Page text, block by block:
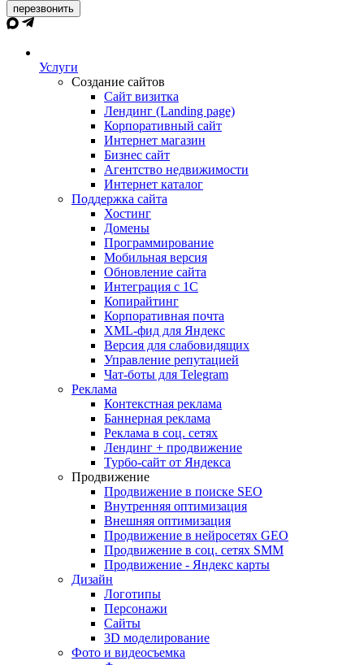
перезвонить
Услуги
Создание сайтов
Сайт визитка
Лендинг (Landing page)
Корпоративный сайт
Интернет магазин
Бизнес сайт
Агентство недвижимости
Интернет каталог
Поддержка сайта
Хостинг
Домены
Программирование
Мобильная версия
Обновление сайта
Интеграция с 1С
Копирайтинг
Корпоративная почта
XML-фид для Яндекс
Версия для слабовидящих
Управление репутацией
Чат-боты для Telegram
Реклама
Контекстная реклама
Баннерная реклама
Реклама в соц. сетях
Лендинг + продвижение
Турбо-сайт от Яндекса
Продвижение
Продвижение в поиске SEO
Внутренняя оптимизация
Внешняя оптимизация
Продвижение в нейросетях GEO
Продвижение в соц. сетях SMM
Продвижение - Яндекс карты
Дизайн
Логотипы
Персонажи
Сайты
3D моделирование
Фото и видеосъемка